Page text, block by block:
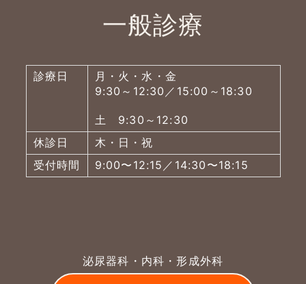
一般診療
診療日
月・火・水・金
9:30～12:30／15:00～18:30
土 9:30～12:30
休診日
木・日・祝
受付時間
9:00〜12:15／14:30〜18:15
泌尿器科・内科・形成外科